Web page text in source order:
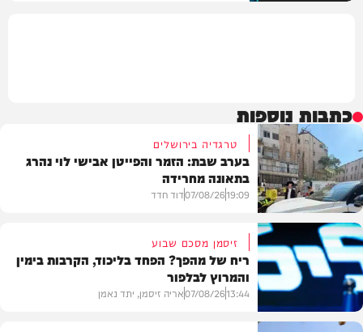
כתבות נוספות
בארץ
טרגדיה בירושלים
בערב שבת: הזמר והפייטן אבישי לוי נהרג
בתאונה מחרידה
19:09
07/08/26דוד חדד
זיסמן מסכם שבוע
ריח של מהפך? הפחד בליכוד, הקרבות בימין
והמרוץ לבלפור
13:44
07/08/26אריה זיסמן, יתד נאמן